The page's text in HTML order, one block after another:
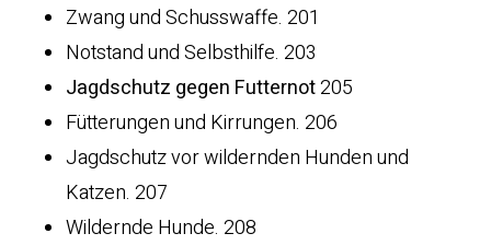
Zwang und Schusswaffe. 201
Notstand und Selbsthilfe. 203
Jagdschutz gegen Futternot205
Fütterungen und Kirrungen. 206
Jagdschutz vor wildernden Hunden und
Katzen. 207
Wildernde Hunde. 208